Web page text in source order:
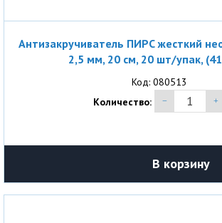
Антизакручиватель ПИРС жесткий
2,5 мм, 20 см, 20 шт/упак,
Код: 080513
Количество:
В корзину